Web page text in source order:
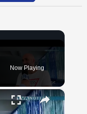
Now Playing
×